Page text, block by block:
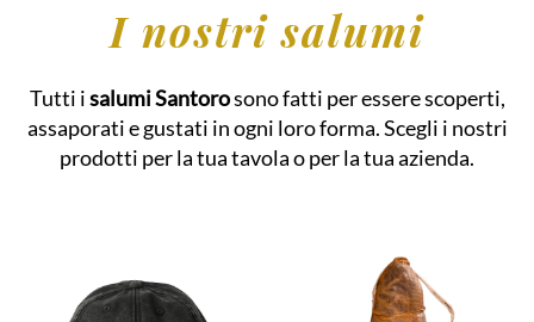
I nostri salumi
Tutti isalumi Santorosono fatti per essere scoperti,
assaporati e gustati in ogni loro forma. Scegli i nostri
prodotti per la tua tavola o per la tua azienda.